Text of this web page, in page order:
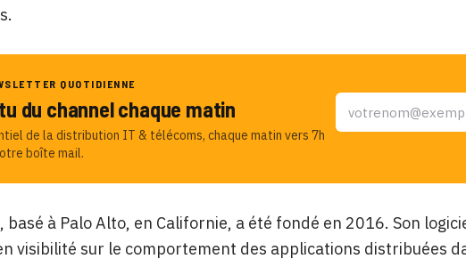
QUOTIDIENNE
du channel chaque matin
de la distribution IT & télécoms, chaque matin vers 7h
boîte mail.
basé à Palo Alto, en Californie, a été fondé en 2016. Son
visibilité sur le comportement des applications distribuées